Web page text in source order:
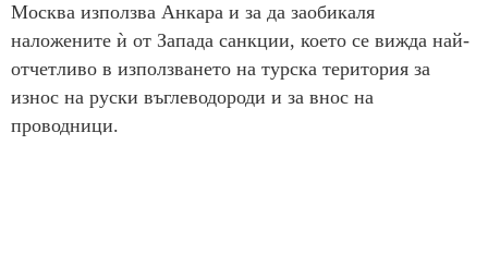
Москва използва Анкара и за да заобикаля
наложените ѝ от Запада санкции, което се вижда най-
отчетливо в използването на турска територия за
износ на руски въглеводороди и за внос на
проводници.